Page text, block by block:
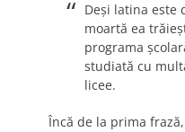
Deşi latina este
moartă ea
programa
studiată cu
licee.
Încă de la prima